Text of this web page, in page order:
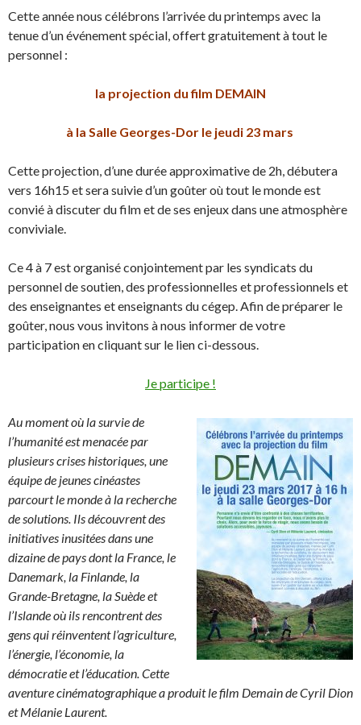
Cette année nous célébrons l’arrivée du printemps avec la
tenue d’un événement spécial, offert gratuitement à tout le
personnel :
la projection du film DEMAIN
à la Salle Georges-Dor le jeudi 23 mars
Cette projection, d’une durée approximative de 2h, débutera
vers 16h15 et sera suivie d’un goûter où tout le monde est
convié à discuter du film et de ses enjeux dans une atmosphère
conviviale.
Ce 4 à 7 est organisé conjointement par les syndicats du
personnel de soutien, des professionnelles et professionnels et
des enseignantes et enseignants du cégep. Afin de préparer le
goûter, nous vous invitons à nous informer de votre
participation en cliquant sur le lien ci-dessous.
Je participe !
Au moment où la survie de
l’humanité est menacée par
plusieurs crises historiques, une
équipe de jeunes cinéastes
parcourt le monde à la recherche
de solutions. Ils découvrent des
initiatives inusitées dans une
dizaine de pays dont la France, le
Danemark, la Finlande, la
Grande-Bretagne, la Suède et
l’Islande où ils rencontrent des
gens qui réinventent l’agriculture,
l’énergie, l’économie, la
démocratie et l’éducation. Cette
aventure cinématographique a produit le film Demain de Cyril Dion
et Mélanie Laurent.